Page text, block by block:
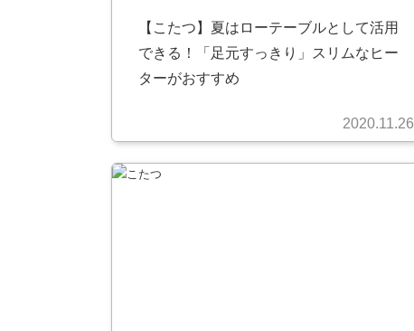
【こたつ】夏はローテーブルとして活用
できる！「足元すっきり」スリムなヒー
ターがおすすめ
2020.11.26